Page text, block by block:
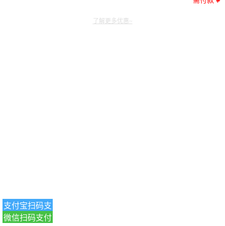
支付宝扫码支
付
微信扫码支付
了解更多优惠~